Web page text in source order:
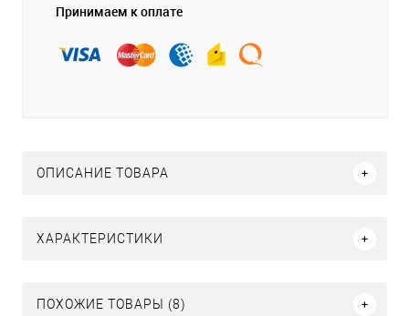
Принимаем к оплате
ОПИСАНИЕ ТОВАРА
ХАРАКТЕРИСТИКИ
ПОХОЖИЕ ТОВАРЫ (8)